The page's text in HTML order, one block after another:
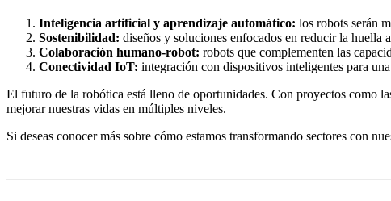
Inteligencia artificial y aprendizaje automático: los robots serán
Sostenibilidad: diseños y soluciones enfocados en reducir la huella
Colaboración humano-robot: robots que complementen las
Conectividad IoT: integración con dispositivos inteligentes para
El futuro de la robótica está lleno de oportunidades. Con proyectos como
mejorar nuestras vidas en múltiples niveles.
Si deseas conocer más sobre cómo estamos transformando sectores con